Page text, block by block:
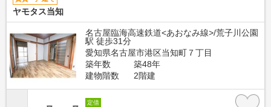
ヤモタス当知
名古屋臨海高速鉄道<あおなみ線>/荒子川公園
駅 徒歩31分
愛知県名古屋市港区当知町７丁目
築年数
築48年
建物階数
2階建
定借